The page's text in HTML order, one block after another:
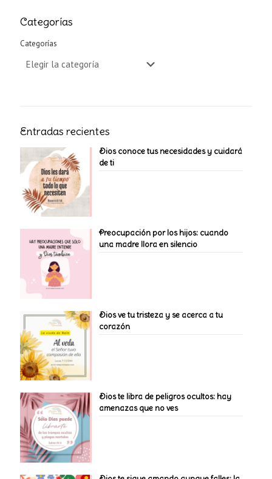
Categorías
Categorías
Entradas recientes
Dios conoce tus necesidades y cuidará
de ti
Preocupación por los hijos: cuando
una madre llora en silencio
Dios ve tu tristeza y se acerca a tu
corazón
Dios te libra de peligros ocultos: hay
amenazas que no ves